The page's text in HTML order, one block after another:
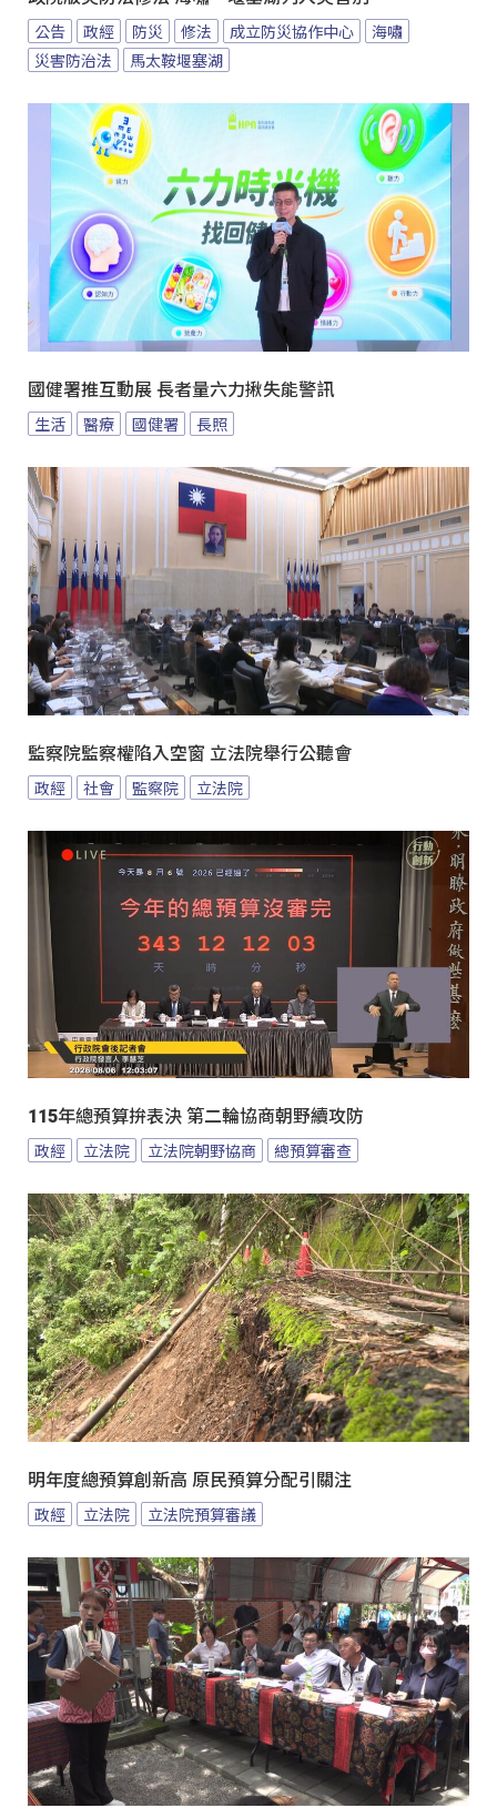
公告 政經 防災 修法 成立防災協作中心
海嘯
災害防治法
馬太鞍堰塞湖
國健署推互動展 長者量六力揪失能警訊
生活 醫療 國健署 長照
監察院監察權陷入空窗 立法院舉行公聽會
政經 社會 監察院 立法院
115年總預算拚表決 第二輪協商朝野續攻防
政經 立法院 立法院朝野協商 總預算審查
明年度總預算創新高 原民預算分配引關注
政經 立法院 立法院預算審議